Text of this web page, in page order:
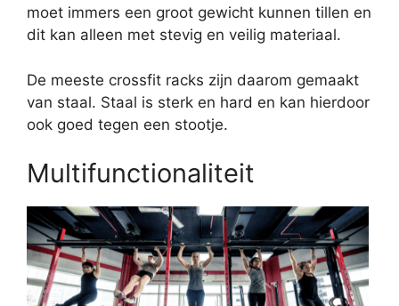
moet immers een groot gewicht kunnen tillen en
dit kan alleen met stevig en veilig materiaal.
De meeste crossfit racks zijn daarom gemaakt
van staal. Staal is sterk en hard en kan hierdoor
ook goed tegen een stootje.
Multifunctionaliteit